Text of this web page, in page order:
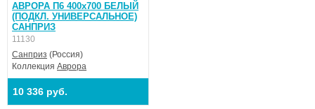
АВРОРА П6 400х700 БЕЛЫЙ
(ПОДКЛ. УНИВЕРСАЛЬНОЕ)
САНПРИЗ
11130
Санприз (Россия)
Коллекция Аврора
10 336 руб.